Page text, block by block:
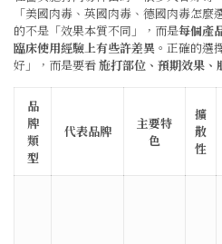
「美國肉毒、英國肉毒、德國肉毒怎
的不是「效果本質不同」，而是每個產
臨床使用經驗上有些許差異 。正確的選
好」，而是要看施打部位、預期效果
品
牌
類
型
代表品牌
主要特
色
擴
散
性